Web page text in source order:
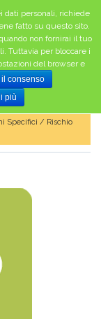
Specifici / Rischio
dati personali, richiede
fatto su questo sito.
non fornirai il tuo
Tuttavia per bloccare i
del browser e
il consenso
più